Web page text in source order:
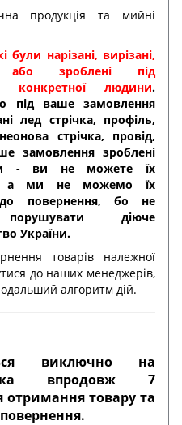
продукція та мийні
були нарізані, вирізані,
або зроблені під
конкретної людини.
під ваше замовлення
лед стрічка, профіль,
стрічка, провід,
замовлення зроблені
- ви не можете їх
а ми не можемо їх
повернення, бо не
діюче
України.
товарів належної
до наших менеджерів,
алгоритм дій.
виключно на
впродовж 7
отримання товару та